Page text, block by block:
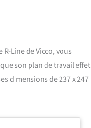
Line de Vicco, vous
son plan de travail effet
dimensions de 237 x 247